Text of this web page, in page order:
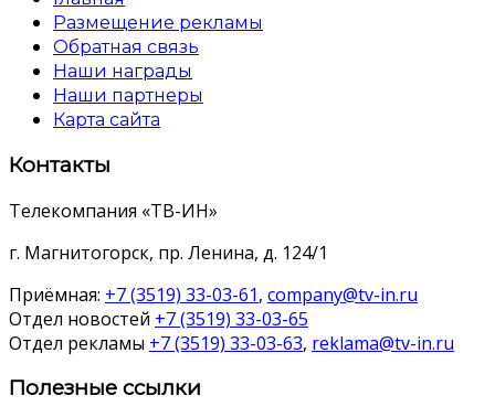
Размещение рекламы
Обратная связь
Наши награды
Наши партнеры
Карта сайта
Контакты
Телекомпания «ТВ-ИН»
г. Магнитогорск, пр. Ленина, д. 124/1
Приёмная: +7 (3519) 33-03-61, company@tv-in.ru
Отдел новостей +7 (3519) 33-03-65
Отдел рекламы +7 (3519) 33-03-63, reklama@tv-in.ru
Полезные ссылки